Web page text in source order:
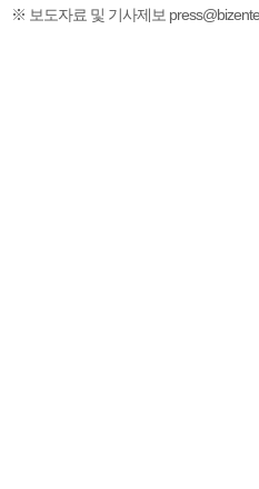
※ 보도자료 및 기사제보